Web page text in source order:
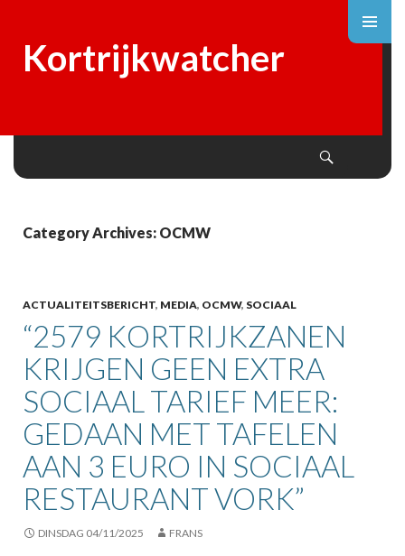
Kortrijkwatcher
Category Archives: OCMW
ACTUALITEITSBERICHT, MEDIA, OCMW, SOCIAAL
“2579 KORTRIJKZANEN
KRIJGEN GEEN EXTRA
SOCIAAL TARIEF MEER:
GEDAAN MET TAFELEN
AAN 3 EURO IN SOCIAAL
RESTAURANT VORK”
DINSDAG 04/11/2025 FRANS